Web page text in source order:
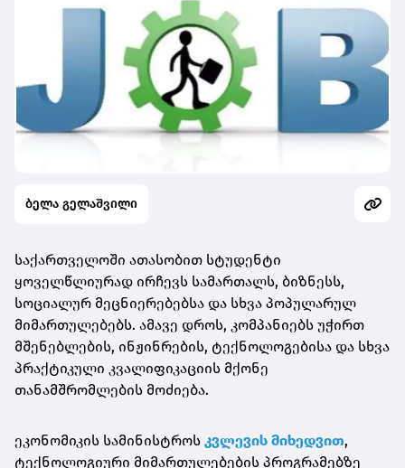
ბელა გელაშვილი
საქართველოში ათასობით სტუდენტი
ყოველწლიურად ირჩევს სამართალს, ბიზნესს,
სოციალურ მეცნიერებებსა და სხვა პოპულარულ
მიმართულებებს. ამავე დროს, კომპანიებს უჭირთ
მშენებლების, ინჟინრების, ტექნოლოგებისა და სხვა
პრაქტიკული კვალიფიკაციის მქონე
თანამშრომლების მოძიება.
ეკონომიკის სამინისტროს კვლევის მიხედვით,
ტექნოლოგიური მიმართულებების პროგრამებზე